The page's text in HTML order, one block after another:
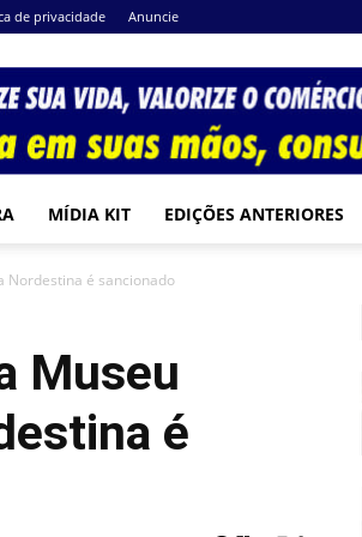
de privacidade Anuncie
MÍDIA KIT EDIÇÕES ANTERIORES
Nordestina é sancionado
Museu
é